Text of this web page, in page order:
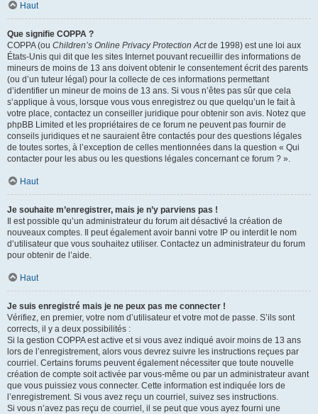
Haut
Que signifie COPPA ?
COPPA (ou Children’s Online Privacy Protection Actde 1998) est une loi aux
États-Unis qui dit que les sites Internet pouvant recueillir des informations de
mineurs de moins de 13 ans doivent obtenir le consentement écrit des parents
(ou d’un tuteur légal) pour la collecte de ces informations permettant
d’identifier un mineur de moins de 13 ans. Si vous n’êtes pas sûr que cela
s’applique à vous, lorsque vous vous enregistrez ou que quelqu’un le fait à
votre place, contactez un conseiller juridique pour obtenir son avis. Notez que
phpBB Limited et les propriétaires de ce forum ne peuvent pas fournir de
conseils juridiques et ne sauraient être contactés pour des questions légales
de toutes sortes, à l’exception de celles mentionnées dans la question « Qui
contacter pour les abus ou les questions légales concernant ce forum ? ».
Haut
Je souhaite m’enregistrer, mais je n’y parviens pas !
Il est possible qu’un administrateur du forum ait désactivé la création de
nouveaux comptes. Il peut également avoir banni votre IP ou interdit le nom
d’utilisateur que vous souhaitez utiliser. Contactez un administrateur du forum
pour obtenir de l’aide.
Haut
Je suis enregistré mais je ne peux pas me connecter !
Vérifiez, en premier, votre nom d’utilisateur et votre mot de passe. S’ils sont
corrects, il y a deux possibilités :
Si la gestion COPPA est active et si vous avez indiqué avoir moins de 13 ans
lors de l’enregistrement, alors vous devrez suivre les instructions reçues par
courriel. Certains forums peuvent également nécessiter que toute nouvelle
création de compte soit activée par vous-même ou par un administrateur avant
que vous puissiez vous connecter. Cette information est indiquée lors de
l’enregistrement. Si vous avez reçu un courriel, suivez ses instructions.
Si vous n’avez pas reçu de courriel, il se peut que vous ayez fourni une